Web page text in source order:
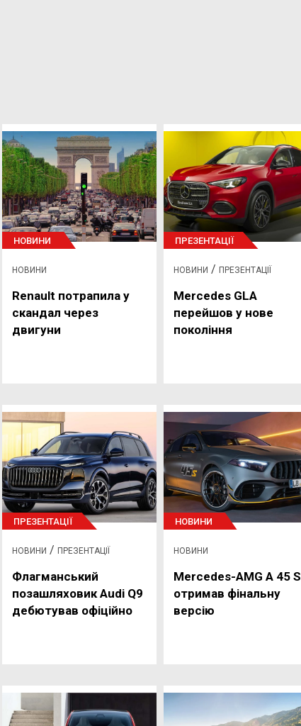
НОВИНИ
НОВИНИ
Renault потрапила у
скандал через
двигуни
ПРЕЗЕНТАЦІЇ
НОВИНИ / ПРЕЗЕНТАЦІЇ
Mercedes GLA
перейшов у нове
покоління
ПРЕЗЕНТАЦІЇ
НОВИНИ / ПРЕЗЕНТАЦІЇ
Флагманський
позашляховик Audi Q9
дебютував офіційно
НОВИНИ
НОВИНИ
Mercedes-AMG A 45 S
отримав фінальну
версію